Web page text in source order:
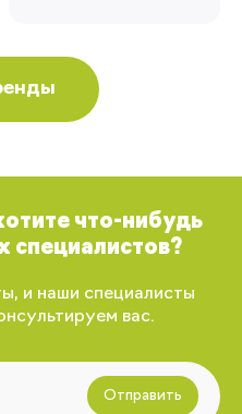
что-нибудь
специалистов?
и наши специалисты
вас.
Отправить